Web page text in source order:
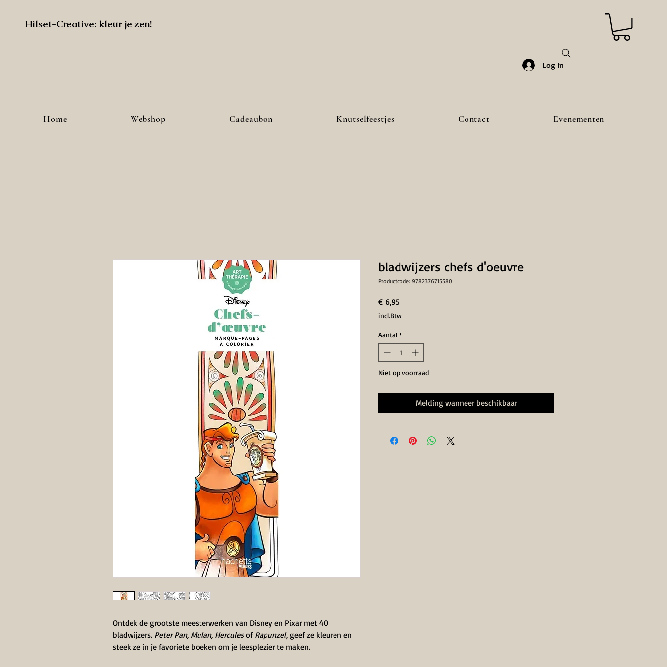
Log In
Hilset-Creative: kleur je zen!
Home Webshop Cadeaubon Knutselfeestjes Contact Evenementen
Ontdek de grootste meesterwerken van Disney en Pixar met 40
bladwijzers. Peter Pan, Mulan, Herculesof Rapunzel, geef ze kleuren en
steek ze in je favoriete boeken om je leesplezier te maken.
bladwijzers chefs d'oeuvre
Productcode: 9782376715580
€ 6,95
incl.Btw
Aantal *
Niet op voorraad
Melding wanneer beschikbaar